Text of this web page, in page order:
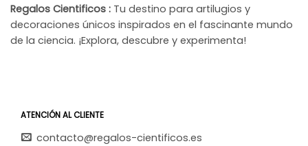
Regalos Cientificos : Tu destino para artilugios y
decoraciones únicos inspirados en el fascinante mundo
de la ciencia. ¡Explora, descubre y experimenta!
ATENCIÓN AL CLIENTE
contacto@regalos-cientificos.es